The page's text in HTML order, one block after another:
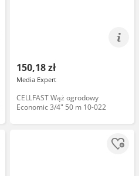
150,18 zł
Media Expert
CELLFAST Wąż ogrodowy
Economic 3/4" 50 m 10-022